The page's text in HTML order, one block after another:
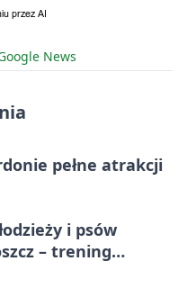
News
pełne atrakcji
i psów
– trening